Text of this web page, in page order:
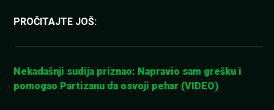
PROČITAJTE JOŠ:
Nekadašnji sudija priznao: Napravio sam grešku i
pomogao Partizanu da osvoji pehar (VIDEO)